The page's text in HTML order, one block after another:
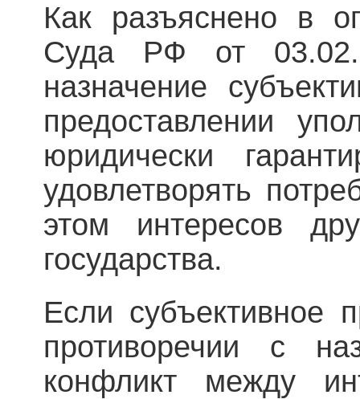
Как разъяснено в
Суда РФ от
назначение
предоставлении
юридически
удовлетворять
этом интересов
государства.
Если субъективное
противоречии с
конфликт между